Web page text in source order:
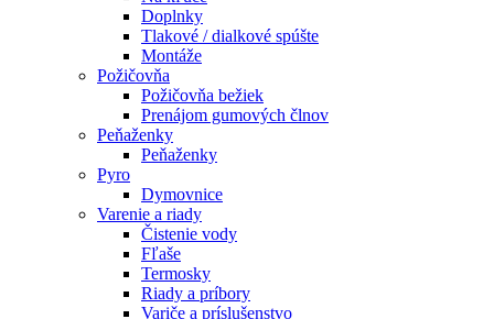
Doplnky
Tlakové / dialkové spúšte
Montáže
Požičovňa
Požičovňa bežiek
Prenájom gumových člnov
Peňaženky
Peňaženky
Pyro
Dymovnice
Varenie a riady
Čistenie vody
Fľaše
Termosky
Riady a príbory
Variče a príslušenstvo